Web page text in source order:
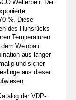
Welterben. Der
%. Diese
des Hunsrücks
Temperaturen
Weinbau
aus langer
und sicher
aus dieser
der VDP-